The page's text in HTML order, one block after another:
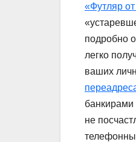
«Футляр
подробно
легко
ваших
банкирами
не